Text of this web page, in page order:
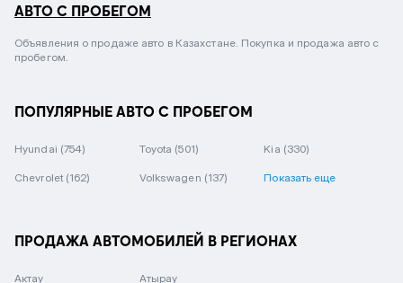
АВТО С ПРОБЕГОМ
Объявления о продаже авто в Казахстане. Покупка и продажа авто с
пробегом.
ПОПУЛЯРНЫЕ АВТО С ПРОБЕГОМ
Hyundai (754) Toyota (501) Kia (330)
Chevrolet (162) Volkswagen (137) Показать еще
ПРОДАЖА АВТОМОБИЛЕЙ В РЕГИОНАХ
Актау Атырау